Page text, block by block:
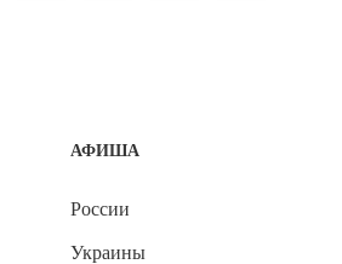
АФИША
России
Украины